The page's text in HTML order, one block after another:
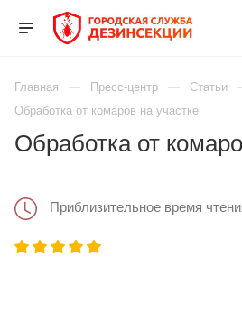
Главная Пресс-центр
Статьи
Обработка от комаров на участке
Обработка от
Приблизительное время